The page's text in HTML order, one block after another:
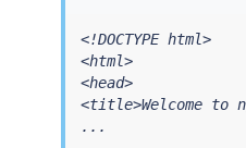
<!DOCTYPE html>
<html>
<head>
<title>Welcome to
...